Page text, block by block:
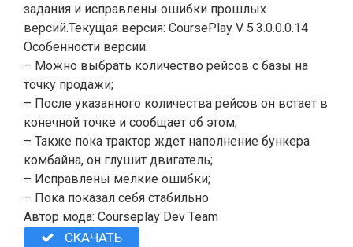
задания и исправлены ошибки прошлых
версий.Текущая версия: CoursePlay V 5.3.0.0.0.14
Особенности версии:
– Можно выбрать количество рейсов с базы на
точку продажи;
– После указанного количества рейсов он встает в
конечной точке и сообщает об этом;
– Также пока трактор ждет наполнение бункера
комбайна, он глушит двигатель;
– Исправлены мелкие ошибки;
– Пока показал себя стабильно
Автор мода: Courseplay Dev Team
СКАЧАТЬ